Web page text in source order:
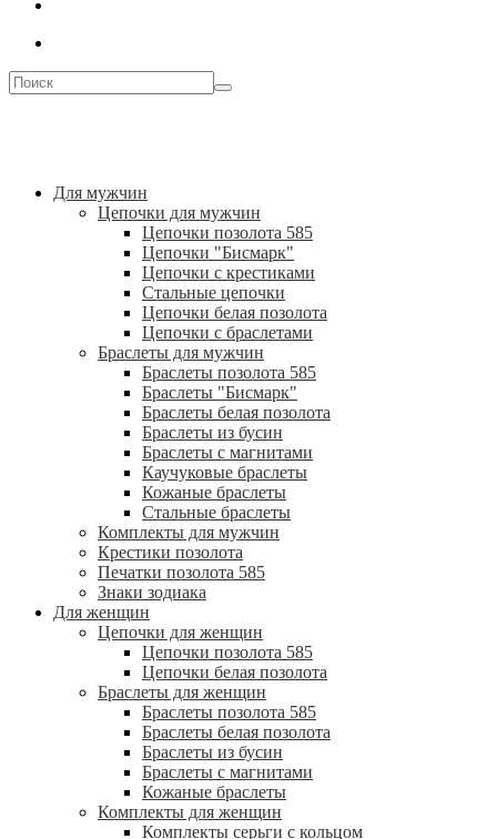
Для мужчин
Цепочки для мужчин
Цепочки позолота 585
Цепочки "Бисмарк"
Цепочки с крестиками
Стальные цепочки
Цепочки белая позолота
Цепочки с браслетами
Браслеты для мужчин
Браслеты позолота 585
Браслеты "Бисмарк"
Браслеты белая позолота
Браслеты из бусин
Браслеты с магнитами
Каучуковые браслеты
Кожаные браслеты
Стальные браслеты
Комплекты для мужчин
Крестики позолота
Печатки позолота 585
Знаки зодиака
Для женщин
Цепочки для женщин
Цепочки позолота 585
Цепочки белая позолота
Браслеты для женщин
Браслеты позолота 585
Браслеты белая позолота
Браслеты из бусин
Браслеты с магнитами
Кожаные браслеты
Комплекты для женщин
Комплекты серьги с кольцом